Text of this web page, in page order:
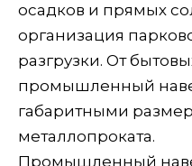
осадков и прямых
организация
разгрузки. От
промышленный
габаритными
металлопроката.
Промышленный